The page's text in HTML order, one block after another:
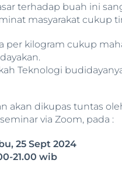
terhadap buah ini
masyarakat cukup
per kilogram cukup
Teknologi
akan dikupas tuntas
via Zoom, pada :
25 Sept 2024
21.00 wib